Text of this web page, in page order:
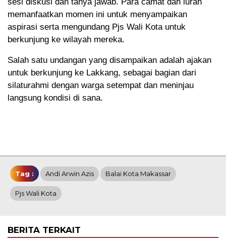
memanfaatkan momen ini untuk menyampaikan
aspirasi serta mengundang Pjs Wali Kota untuk
berkunjung ke wilayah mereka.
Salah satu undangan yang disampaikan adalah ajakan
untuk berkunjung ke Lakkang, sebagai bagian dari
silaturahmi dengan warga setempat dan meninjau
langsung kondisi di sana.
Tag : Andi Arwin Azis Balai Kota Makassar
Pjs Wali Kota
BERITA TERKAIT